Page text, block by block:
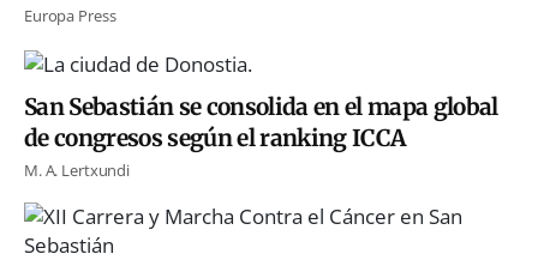
Europa Press
San Sebastián se consolida en el mapa global
de congresos según el ranking ICCA
M. A. Lertxundi